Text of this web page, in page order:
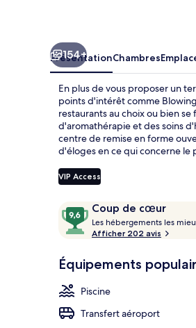
154+
PrésentationChambres
En plus de vous proposer un
points d'intérêt comme
restaurants au choix ou bien
d'aromathérapie et des soins
centre de remise en forme
d'éloges en ce qui concerne le
VIP Access
Avis
voyageurs
Coup de cœur
9,6
sur
10,
de
Les hébergements les
Afficher 202 avis
Équipements
Piscine
Transfert aéroport